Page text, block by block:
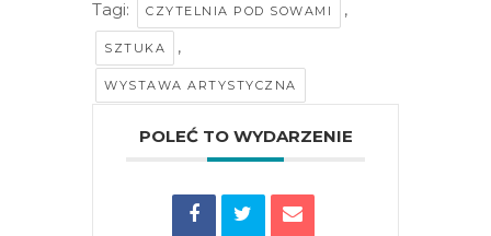
Tagi: CZYTELNIA POD SOWAMI ,
SZTUKA ,
WYSTAWA ARTYSTYCZNA
POLEĆ TO WYDARZENIE